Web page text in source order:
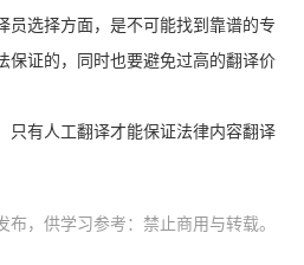
员选择方面，是不可能找到靠谱的专
保证的，同时也要避免过高的翻译价
只有人工翻译才能保证法律内容翻译
，供学习参考：禁止商用与转载。